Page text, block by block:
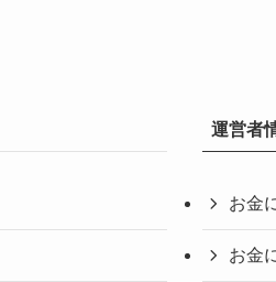
運営者
お金
お金